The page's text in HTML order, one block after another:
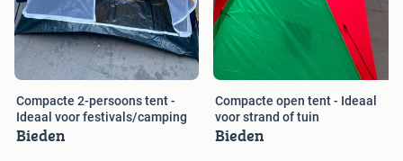
Compacte 2-persoons tent -
Ideaal voor festivals/camping
Bieden
Compacte open tent - Ideaal
voor strand of tuin
Bieden